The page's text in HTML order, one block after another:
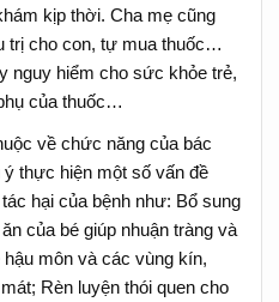
kịp thời. Cha mẹ cũng
trị cho con, tự mua thuốc…
nguy hiểm cho sức khỏe trẻ,
của thuốc…
về chức năng của bác
thực hiện một số vấn đề
hại của bệnh như: Bổ sung
của bé giúp nhuận tràng và
môn và các vùng kín,
Rèn luyện thói quen cho